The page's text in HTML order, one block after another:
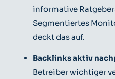
informative
Segmentiertes
deckt das auf.
Backlinks aktiv
Betreiber wichtiger